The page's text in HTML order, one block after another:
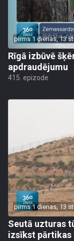
pirms 1 dienas, 13
Rīgā izbūvē
apdraudējumu
415. epizode
pirms 1 dienas, 13
Seutā uzturas
izsīkst pārtikas